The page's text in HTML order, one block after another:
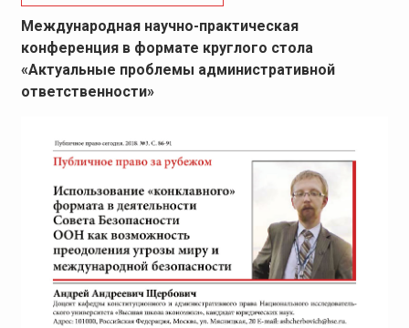
Международная научно-практическая
конференция в формате круглого стола
«Актуальные проблемы административной
ответственности»